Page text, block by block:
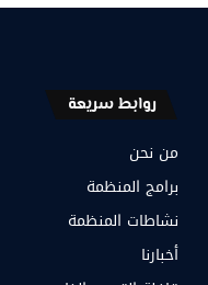
روابط سريعة
من نحن
برامج المنظمة
نشاطات المنظمة
أخبارنا